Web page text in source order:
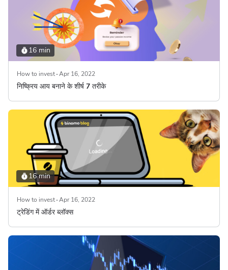
16 min
How to invest Apr 16, 2022
निष्क्रिय आय बनाने के शीर्ष 7 तरीके
16 min
How to invest Apr 16, 2022
ट्रेडिंग में ऑर्डर ब्लॉक्स